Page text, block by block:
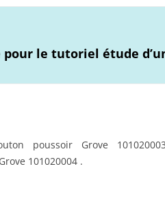
le tutoriel étude
poussoir Grove
101020004 .